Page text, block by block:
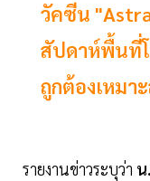
วัคซีน
สัปดาห์พื้นที่
ถูกต้องเหมา
รายงานข่าวระบุว่า